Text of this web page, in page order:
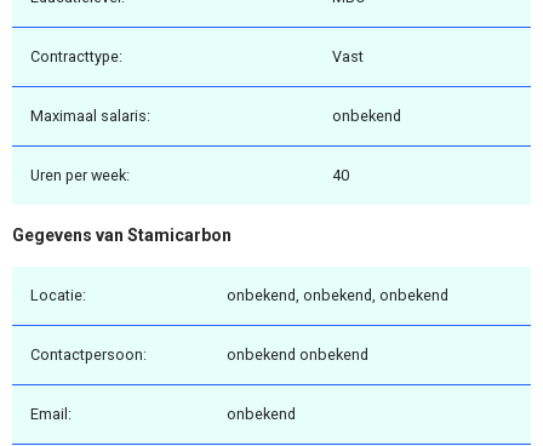
Contracttype: Vast
Maximaal salaris: onbekend
Uren per week: 40
Gegevens van Stamicarbon
Locatie: onbekend, onbekend, onbekend
Contactpersoon: onbekend onbekend
Email: onbekend